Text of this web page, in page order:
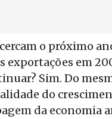
o próximo
exportações em
Sim. Do
do
da economia